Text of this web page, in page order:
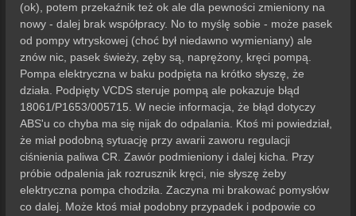
(ok), potem przekaźnik też ok ale dla pewności zmieniony na
nowy - dalej brak współpracy. No to myślę sobie - może pasek
od pompy wtryskowej (choć był niedawno wymieniany) ale
znów nic, pasek świeży, zęby są, naprężony, kręci pompą.
Pompa elektryczna w baku podpięta na krótko słyszę, że
działa. Podpięty VCDS steruje pompą ale pokazuje błąd
18061/P1653/005715. W necie informacja, że błąd dotyczy
ABS'u co chyba ma się nijak do odpalania. Ktoś mi powiedział,
że miał podobną sytuację przy awarii zaworu regulacji
ciśnienia paliwa CR. Zawór podmieniony i dalej kicha. Przy
próbie odpalenia jak rozrusznik kręci, nie słyszę żeby
elektryczna pompa chodziła. Zaczyna mi brakować pomysłów
co dalej. Może ktoś miał podobny przypadek i podpowie co